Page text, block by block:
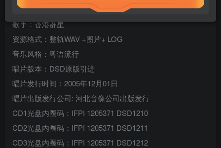
唱片数量：8CD
歌手：香港群星
资源格式：整轨WAV +图片+ LOG
音乐风格：粤语流行
唱片版本：DSD原版引进
唱片发行时间：2005年12月01日
唱片出版发行公司: 河北音像公司出版发行
CD1光盘内圈码：IFPI 1205371 DSD1210
CD2光盘内圈码：IFPI 1205371 DSD1211
CD3光盘内圈码：IFPI 1205371 DSD1212